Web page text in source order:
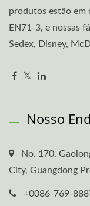
produtos estão em
EN71-3, e nossas
Sedex, Disney,
Nosso
No. 170,
City, Guangdong
+0086-769-